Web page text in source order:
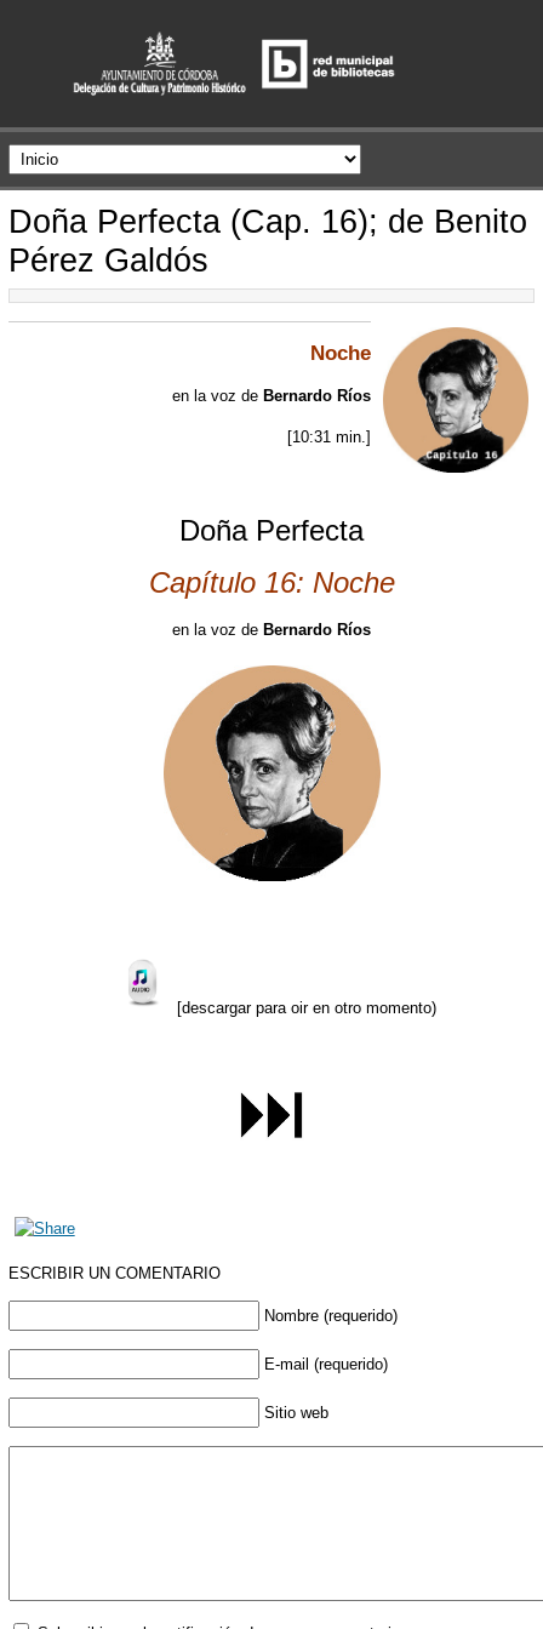
Doña Perfecta (Cap. 16); de Benito
Pérez Galdós
Noche
en la voz de Bernardo Ríos
[10:31 min.]
Doña Perfecta
Capítulo 16: Noche
en la voz de Bernardo Ríos
[descargar para oir en otro momento)
ESCRIBIR UN COMENTARIO
Nombre (requerido)
E-mail (requerido)
Sitio web